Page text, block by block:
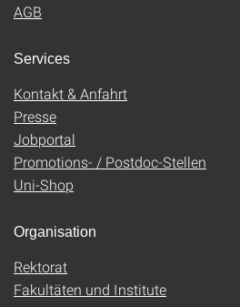
AGB
Services
Kontakt & Anfahrt
Presse
Jobportal
Promotions- / Postdoc-Stellen
Uni-Shop
Organisation
Rektorat
Fakultäten und Institute